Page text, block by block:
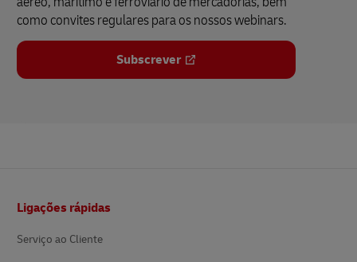
como convites regulares para os nossos webinars.
Subscrever
Ligações rápidas
Serviço ao Cliente